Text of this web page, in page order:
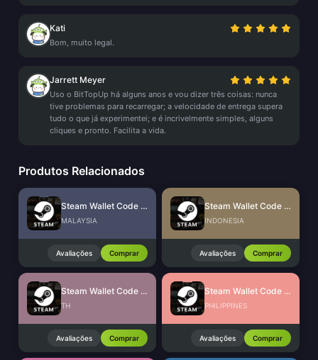
Kati
Bom, muito legal.
Jarrett Meyer
Uso o BitTopUp há alguns anos e vou dizer três coisas: nunca
tive problemas para recarregar; a velocidade de entrega supera
tudo o que já experimentei; e é incrivelmente simples, alguns
cliques e pronto. Facilita a vida.
Produtos Relacionados
Steam Wallet Code (MYR)
MALAYSIA
Avaliações Comprar
Steam Wallet Code (IDR)
INDONESIA
Avaliações Comprar
Steam Wallet Code (THB)
TH
Avaliações Comprar
Steam Wallet Code (PHP)
PHILIPPINES
Avaliações Comprar